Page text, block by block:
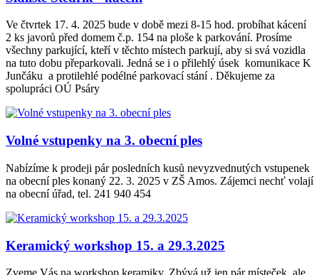
Ve čtvrtek 17. 4. 2025 bude v době mezi 8-15 hod. probíhat kácení
2 ks javorů před domem č.p. 154 na ploše k parkování. Prosíme
všechny parkující, kteří v těchto místech parkují, aby si svá vozidla
na tuto dobu přeparkovali. Jedná se i o přilehlý úsek komunikace K
Junčáku a protilehlé podélné parkovací stání . Děkujeme za
spolupráci OÚ Psáry
Volné vstupenky na 3. obecní ples
Nabízíme k prodeji pár posledních kusů nevyzvednutých vstupenek
na obecní ples konaný 22. 3. 2025 v ZŠ Amos. Zájemci nechť volají
na obecní úřad, tel. 241 940 454
Keramický workshop 15. a 29.3.2025